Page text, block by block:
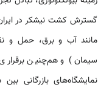
گسترش کشت نیشکر در
مانند آب و برق، حمل و
سیمان) و هم‌چنین
نمایشگاه‌های بازرگانی